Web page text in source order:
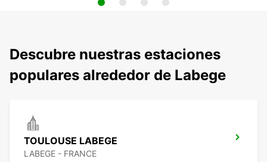
Descubre nuestras estaciones
populares alrededor de Labege
TOULOUSE LABEGE
LABEGE - FRANCE